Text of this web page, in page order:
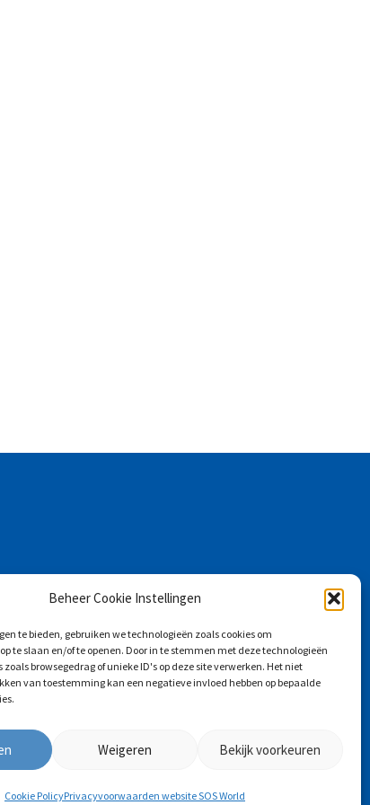
Beheer Cookie Instellingen
te bieden, gebruiken we technologieën zoals cookies om
te slaan en/of te openen. Door in te stemmen met deze technologieën
zoals browsegedrag of unieke ID's op deze site verwerken. Het niet
van toestemming kan een negatieve invloed hebben op bepaalde
Weigeren Bekijk voorkeuren
Cookie PolicyPrivacyvoorwaarden website SOS World